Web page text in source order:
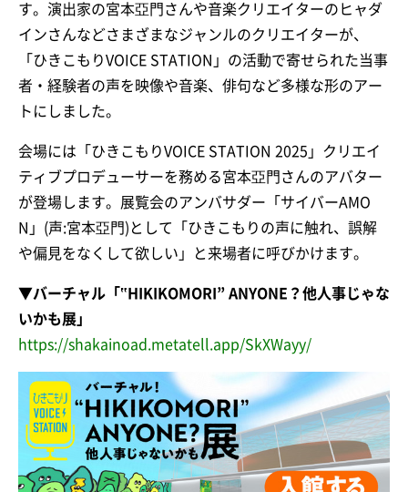
す。演出家の宮本亞門さんや音楽クリエイターのヒャダ
インさんなどさまざまなジャンルのクリエイターが、
「ひきこもりVOICE STATION」の活動で寄せられた当事
者・経験者の声を映像や音楽、俳句など多様な形のアー
トにしました。
会場には「ひきこもりVOICE STATION 2025」クリエイ
ティブプロデューサーを務める宮本亞門さんのアバター
が登場します。展覧会のアンバサダー「サイバーAMO
N」(声:宮本亞門)として「ひきこもりの声に触れ、誤解
や偏見をなくして欲しい」と来場者に呼びかけます。
▼バーチャル「‟HIKIKOMORI” ANYONE？他人事じゃな
いかも展」
https://shakainoad.metatell.app/SkXWayy/